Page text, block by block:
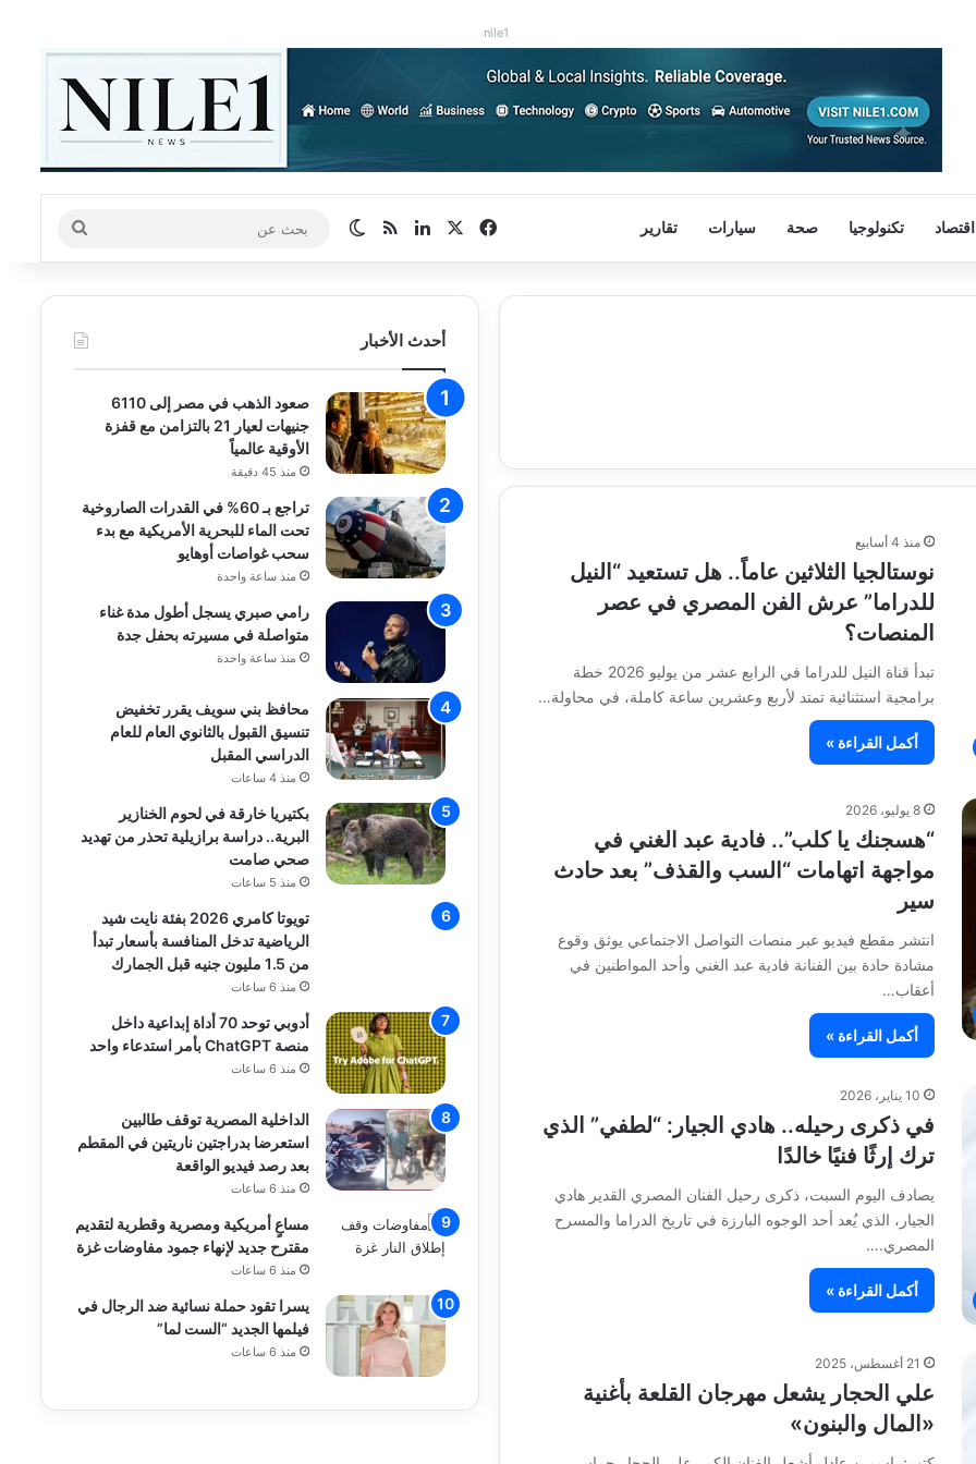
nile1
اقتصاد تكنولوجيا صحة سيارات تقارير فيسبوك لينكدإنملخص الموقع RSS
الوضع المظلم
بحث
عن
منذ 4 أسابيع
نوستالجيا الثلاثين عاماً.. هل تستعيد “النيل
للدراما” عرش الفن المصري في عصر
المنصات؟
تبدأ قناة النيل للدراما في الرابع عشر من يوليو 2026 خطة
برامجية استثنائية تمتد لأربع وعشرين ساعة كاملة، في محاولة…
أكمل القراءة »
8 يوليو، 2026
“هسجنك يا كلب”.. فادية عبد الغني في
مواجهة اتهامات “السب والقذف” بعد حادث
سير
انتشر مقطع فيديو عبر منصات التواصل الاجتماعي يوثق وقوع
مشادة حادة بين الفنانة فادية عبد الغني وأحد المواطنين في
أعقاب…
أكمل القراءة »
10 يناير، 2026
في ذكرى رحيله.. هادي الجيار: “لطفي” الذي
ترك إرثًا فنيًا خالدًا
يصادف اليوم السبت، ذكرى رحيل الفنان المصري القدير هادي
الجيار، الذي يُعد أحد الوجوه البارزة في تاريخ الدراما والمسرح
المصري.…
أكمل القراءة »
21 أغسطس، 2025
علي الحجار يشعل مهرجان القلعة بأغنية
«المال والبنون»
أحدث الأخبار
صعود الذهب في مصر إلى 6110
جنيهات لعيار 21 بالتزامن مع قفزة
الأوقية عالمياً
منذ 45 دقيقة
تراجع بـ 60% في القدرات الصاروخية
تحت الماء للبحرية الأمريكية مع بدء
سحب غواصات أوهايو
منذ ساعة واحدة
رامي صبري يسجل أطول مدة غناء
متواصلة في مسيرته بحفل جدة
منذ ساعة واحدة
محافظ بني سويف يقرر تخفيض
تنسيق القبول بالثانوي العام للعام
الدراسي المقبل
منذ 4 ساعات
بكتيريا خارقة في لحوم الخنازير
البرية.. دراسة برازيلية تحذر من تهديد
صحي صامت
منذ 5 ساعات
تويوتا كامري 2026 بفئة نايت شيد
الرياضية تدخل المنافسة بأسعار تبدأ
من 1.5 مليون جنيه قبل الجمارك
منذ 6 ساعات
أدوبي توحد 70 أداة إبداعية داخل
منصة ChatGPT بأمر استدعاء واحد
منذ 6 ساعات
الداخلية المصرية توقف طالبين
استعرضا بدراجتين ناريتين في المقطم
بعد رصد فيديو الواقعة
منذ 6 ساعات
مساعٍ أمريكية ومصرية وقطرية لتقديم
مقترح جديد لإنهاء جمود مفاوضات غزة
منذ 6 ساعات
يسرا تقود حملة نسائية ضد الرجال في
فيلمها الجديد “الست لما”
منذ 6 ساعات